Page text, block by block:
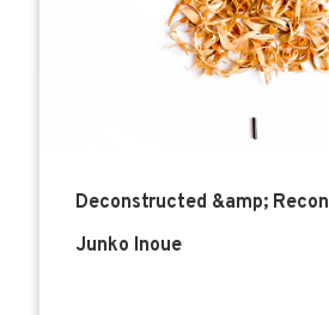
Deconstructed &amp;
Junko Inoue